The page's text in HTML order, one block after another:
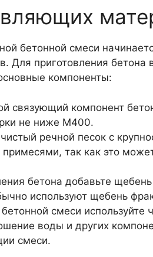
бетонной смеси
Для приготовления бетона
компоненты:
связующий компонент
не ниже М400.
речной песок с
примесями, так как это
бетона добавьте
используют щебень
смеси
воды и других
смеси.